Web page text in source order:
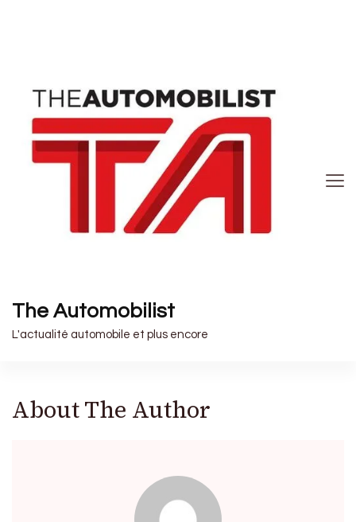
The Automobilist
L'actualité automobile et plus encore
About The Author